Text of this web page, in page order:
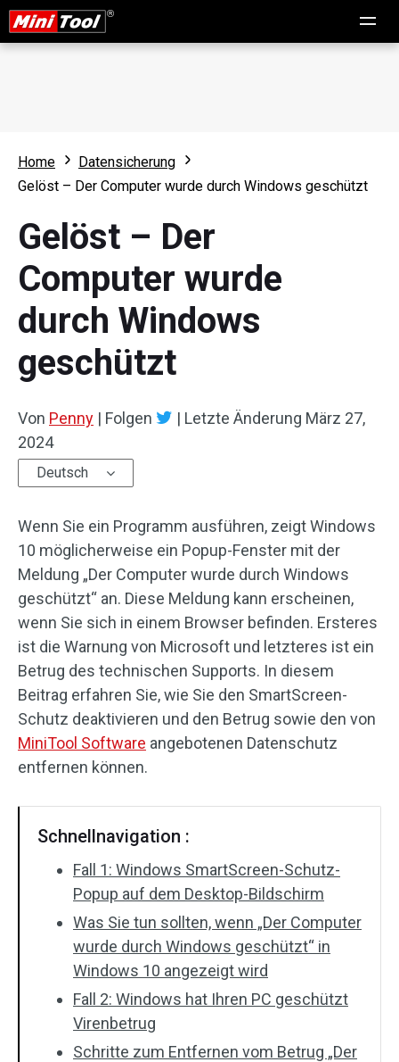
Home
Datensicherung
Gelöst – Der Computer wurde durch Windows geschützt
Gelöst – Der
Computer wurde
durch Windows
geschützt
Von Penny | Folgen | Letzte Änderung März 27,
2024
Deutsch
Wenn Sie ein Programm ausführen, zeigt Windows
10 möglicherweise ein Popup-Fenster mit der
Meldung „Der Computer wurde durch Windows
geschützt“ an. Diese Meldung kann erscheinen,
wenn Sie sich in einem Browser befinden. Ersteres
ist die Warnung von Microsoft und letzteres ist ein
Betrug des technischen Supports. In diesem
Beitrag erfahren Sie, wie Sie den SmartScreen-
Schutz deaktivieren und den Betrug sowie den von
MiniTool Software angebotenen Datenschutz
entfernen können.
Schnellnavigation :
Fall 1: Windows SmartScreen-Schutz-
Popup auf dem Desktop-Bildschirm
Was Sie tun sollten, wenn „Der Computer
wurde durch Windows geschützt“ in
Windows 10 angezeigt wird
Fall 2: Windows hat Ihren PC geschützt
Virenbetrug
Schritte zum Entfernen vom Betrug „Der